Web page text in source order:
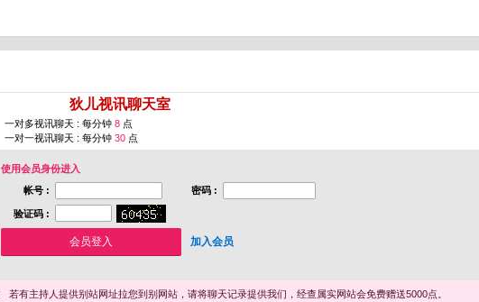
狄儿视讯聊天室
一对多视讯聊天 : 每分钟 8 点
一对一视讯聊天 : 每分钟 30 点
使用会员身份进入
帐号 :
密码 :
验证码 :
加入会员
若有主持人提供别站网址拉您到别网站，请将聊天记录提供我们，经查属实网站会免费赠送5000点。